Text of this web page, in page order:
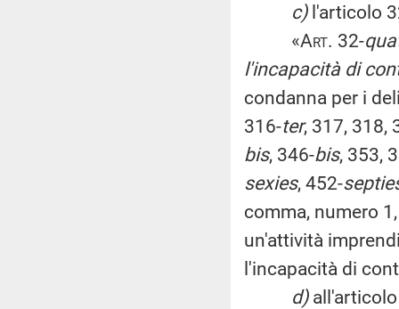
c)l'articolo
«Art. 32-
l'incapacità di
condanna per i
316-ter, 317, 318,
bis, 346-bis, 353,
sexies, 452-
comma, numero
un'attività
l'incapacità di
d)all'articolo